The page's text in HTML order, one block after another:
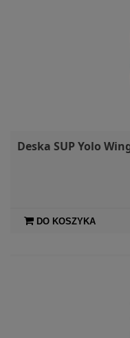
Deska SUP Yolo
DO KOSZYKA